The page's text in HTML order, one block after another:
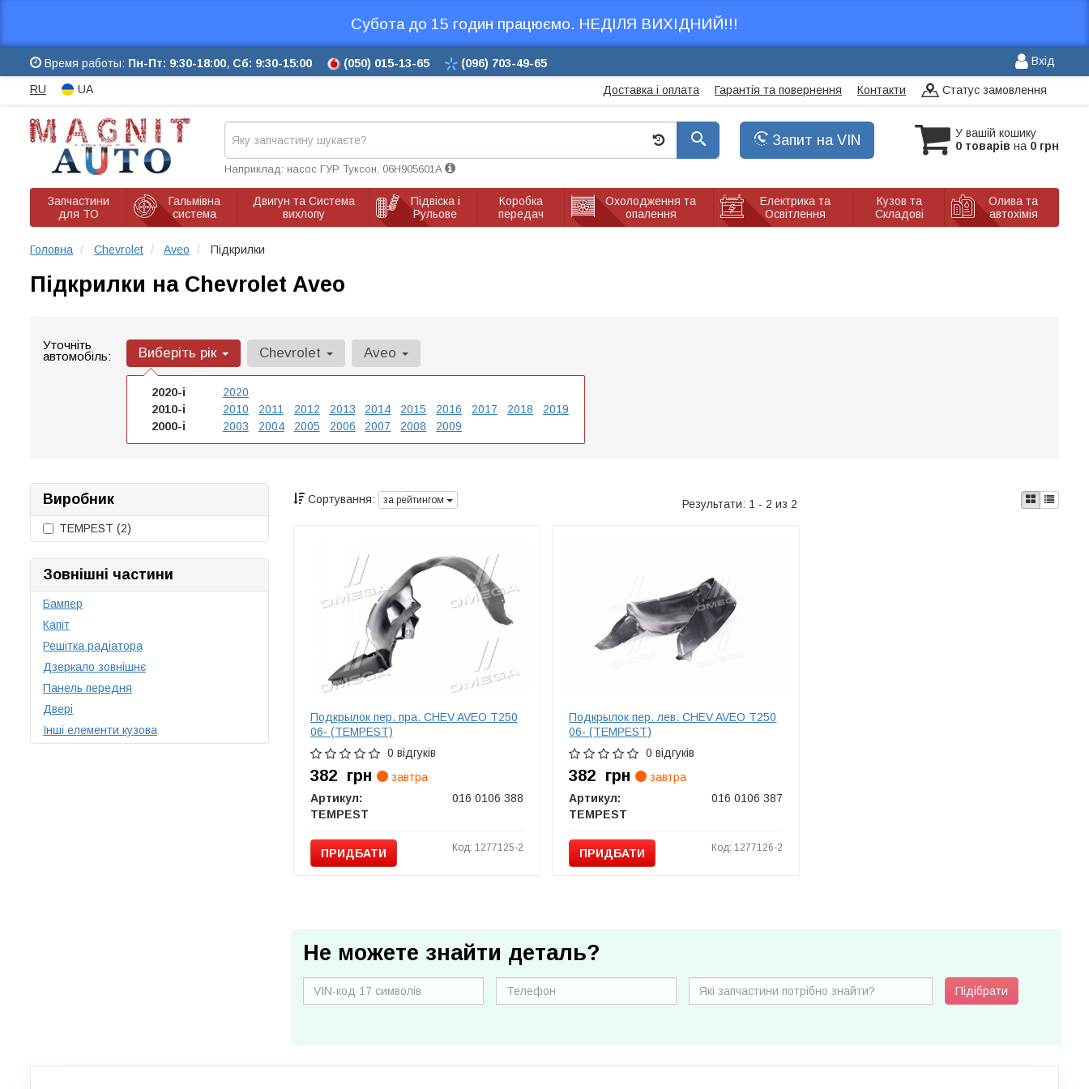
Субота до 15 годин працюємо. НЕДІЛЯ ВИХІДНИЙ!!!
Время работы: Пн-Пт: 9:30-18:00, Сб: 9:30-15:00 (050) 015-13-65 (096) 703-49-65 Вхід
RU UA Доставка і оплата Гарантія та повернення Контакти Статус замовлення
У вашій кошику
0 товарів на 0 грн
Запит на VIN
Наприклад: насос ГУР Туксон, 06H905601A
Запчастини
для ТО
Гальмівна
система
Двигун та Система
вихлопу
Підвіска і
Рульове
Коробка
передач
Охолодження та
опалення
Електрика та
Освітлення
Кузов та
Складові
Олива та
автохімія
Головна Chevrolet Aveo Підкрилки
Підкрилки на Chevrolet Aveo
Уточніть
автомобіль:
Виберіть рік
2020-і
2020
2010-і
2010 2011 2012 2013 2014 2015 2016 2017 2018
2019
2000-і
2003 2004 2005 2006 2007 2008 2009
Chevrolet Aveo
Виробник
TEMPEST (2)
Зовнішні частини
Бампер
Капіт
Решітка радіатора
Дзеркало зовнішнє
Панель передня
Двері
Інші елементи кузова
Сортування: за рейтингом Результати: 1 - 2 из 2
Подкрылок пер. пра. CHEV AVEO T250
06- (TEMPEST)
0 відгуків
382 грн
завтра
Артикул:
016 0106 388
TEMPEST
ПРИДБАТИ Код: 1277125-2
Подкрылок пер. лев. CHEV AVEO T250
06- (TEMPEST)
0 відгуків
382 грн
завтра
Артикул:
016 0106 387
TEMPEST
ПРИДБАТИ Код: 1277126-2
Не можете знайти деталь?
Підібрати